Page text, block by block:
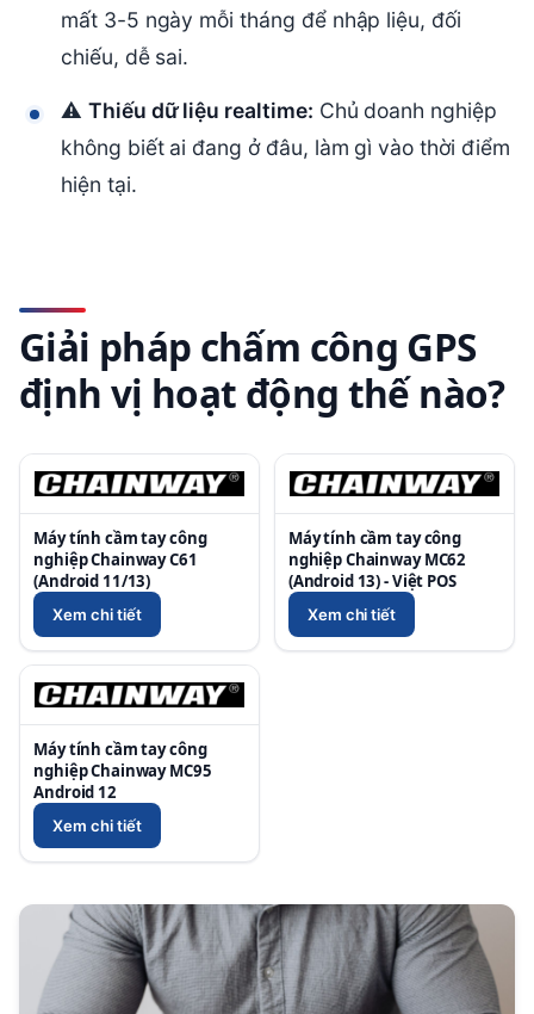
mất 3-5 ngày mỗi tháng để nhập liệu, đối
chiếu, dễ sai.
⚠ Thiếu dữ liệu realtime: Chủ doanh nghiệp
không biết ai đang ở đâu, làm gì vào thời điểm
hiện tại.
Giải pháp chấm công GPS
định vị hoạt động thế nào?
Máy tính cầm tay công
nghiệp Chainway C61
(Android 11/13)
Xem chi tiết
Máy tính cầm tay công
nghiệp Chainway MC62
(Android 13) - Việt POS
Xem chi tiết
Máy tính cầm tay công
nghiệp Chainway MC95
Android 12
Xem chi tiết